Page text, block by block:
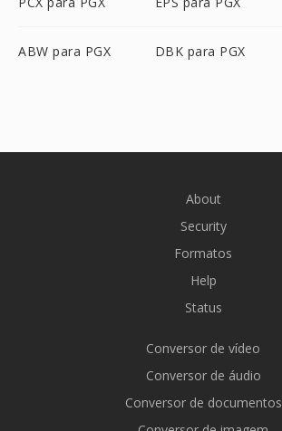
ABW para PGX DBK para PGX
About
Security
Formatos
Help
Status
Conversor de vídeo
Conversor de áudio
Conversor de documentos